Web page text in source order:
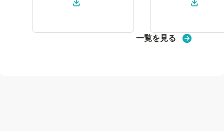
ロー
ロー
一覧を見る